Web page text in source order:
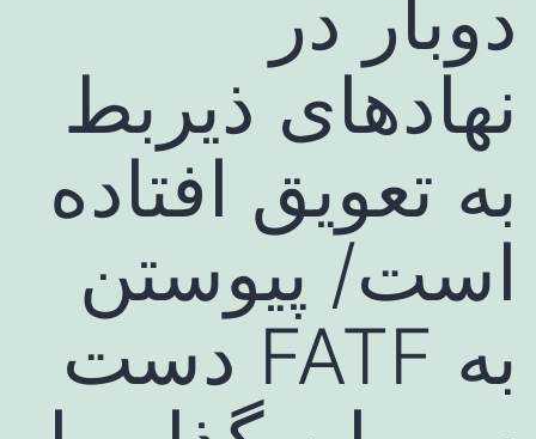
دوبار در
نهادهای ذیربط
به تعویق افتاده
است/ پیوستن
به FATF دست